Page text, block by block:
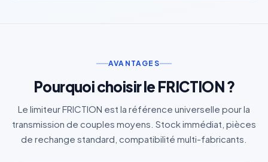
AVANTAGES
Pourquoi choisir le FRICTION ?
Le limiteur FRICTION est la référence universelle pour la
transmission de couples moyens. Stock immédiat, pièces
de rechange standard, compatibilité multi-fabricants.